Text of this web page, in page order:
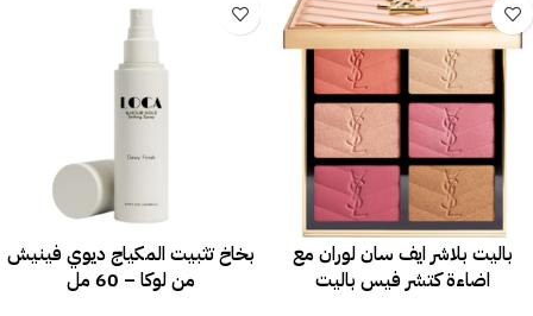
باليت بلاشر ايف سان لوران مع
اضاءة كتشر فيس باليت
بخاخ تثبيت المكياج ديوي فينيش
من لوكا – 60 مل